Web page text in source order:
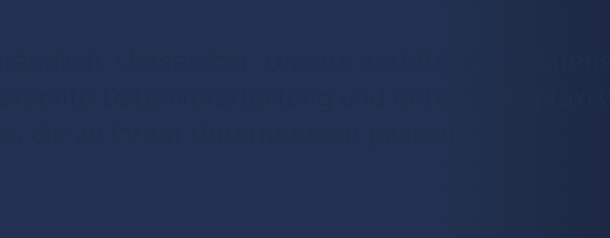
Umsetzbar. Unsere zertifizierten